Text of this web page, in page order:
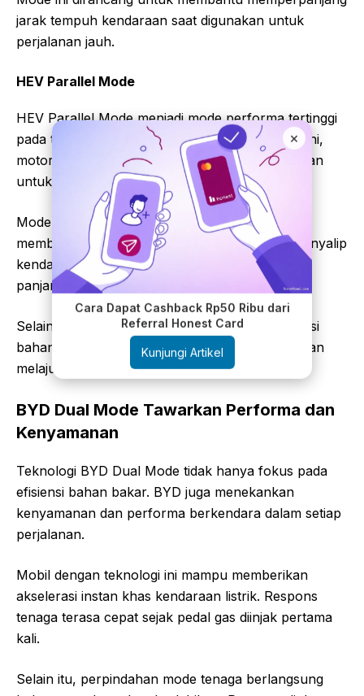
jarak tempuh kendaraan saat digunakan untuk
perjalanan jauh.
HEV Parallel Mode
HEV Parallel Mode menjadi mode performa tertinggi
pada teknologi BYD Dual Mode. Dalam kondisi ini,
motor listrik dan mesin bensin bekerja bersamaan
untuk menghasilkan tenaga maksimal.
Mode ini sangat berguna ketika pengemudi
membutuhkan akselerasi cepat, seperti saat menyalip
kendaraan di jalan tol atau melewati tanjakan
panjang.
Selain bertenaga, sistem tetap menjaga konsumsi
bahan bakar agar tetap ekonomis saat kendaraan
melaju dalam kecepatan tinggi.
BYD Dual Mode Tawarkan Performa dan
Kenyamanan
Teknologi BYD Dual Mode tidak hanya fokus pada
efisiensi bahan bakar. BYD juga menekankan
kenyamanan dan performa berkendara dalam setiap
perjalanan.
Mobil dengan teknologi ini mampu memberikan
akselerasi instan khas kendaraan listrik. Respons
tenaga terasa cepat sejak pedal gas diinjak pertama
kali.
Selain itu, perpindahan mode tenaga berlangsung
×
Cara Dapat Cashback Rp50 Ribu dari
Referral Honest Card
Kunjungi Artikel